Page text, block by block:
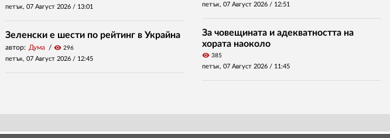
петък, 07 Август 2026 / 13:01
Зеленски е шести по рейтинг в Украйна
автор: Дума visibility 296
петък, 07 Август 2026 / 12:45
петък, 07 Август 2026 / 12:51
За човещината и адекватността на
хората наоколо
visibility 385
петък, 07 Август 2026 / 11:45